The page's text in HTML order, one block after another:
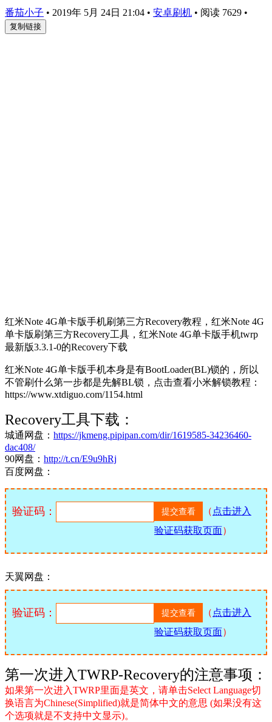
番茄小子 • 2019年 5月 24日 21:04 • 安卓刷机 • 阅读 7629 •
复制链接
红米Note 4G单卡版手机刷第三方Recovery教程，红米Note 4G
单卡版刷第三方Recovery工具，红米Note 4G单卡版手机twrp
最新版3.3.1-0的Recovery下载
红米Note 4G单卡版手机本身是有BootLoader(BL)锁的，所以
不管刷什么第一步都是先解BL锁，点击查看小米解锁教程：
https://www.xtdiguo.com/1154.html
Recovery工具下载：
城通网盘： https://jkmeng.pipipan.com/dir/1619585-34236460-
dac408/
90网盘： http://t.cn/E9u9hRj
百度网盘：
验证码： （ 点击进入
验证码获取页面）
天翼网盘：
验证码： （ 点击进入
验证码获取页面）
第一次进入TWRP-Recovery的注意事项：
如果第一次进入TWRP里面是英文，请单击Select Language切
换语言为Chinese(Simplified)就是简体中文的意思 (如果没有这
个选项就是不支持中文显示)。